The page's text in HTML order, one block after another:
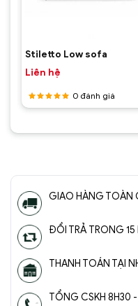
Stiletto Low sofa
Liên hệ
Được
55 sao
0 đánh giá
GIAO HÀNG TOÀN
ĐỔI TRẢ TRONG 15
THANH TOÁN TẠI
TỔNG CSKH 8H30